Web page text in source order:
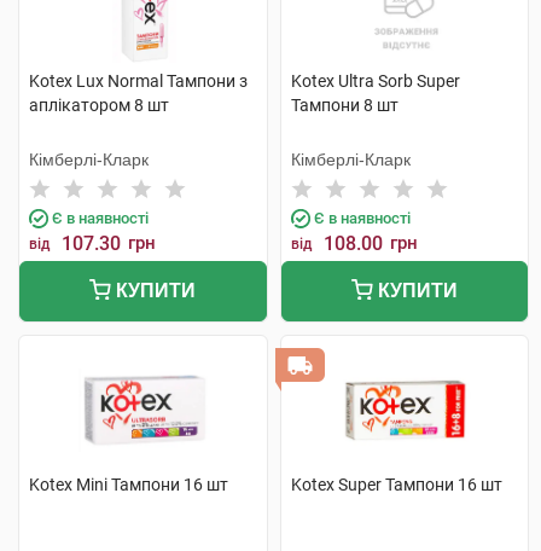
Kotex Lux Normal Тампони з
аплікатором 8 шт
Кімберлі-Кларк
Є в наявності
від 107.30 грн
КУПИТИ
Kotex Ultra Sorb Super
Тампони 8 шт
Кімберлі-Кларк
Є в наявності
від 108.00 грн
КУПИТИ
Kotex Mini Тампони 16 шт Kotex Super Тампони 16 шт